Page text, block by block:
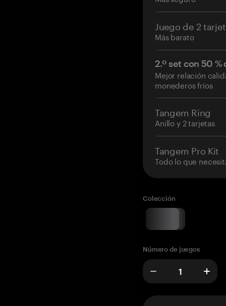
Juego de 2
Más barato
2.º set con 50
Mejor relación
monederos fríos
Tangem Ring
Anillo y 2 tarjetas
Tangem Pro Kit
Todo lo que
Colección
Número de juegos